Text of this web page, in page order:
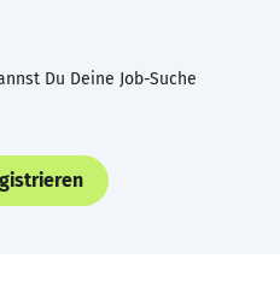
Du Deine Job-Suche